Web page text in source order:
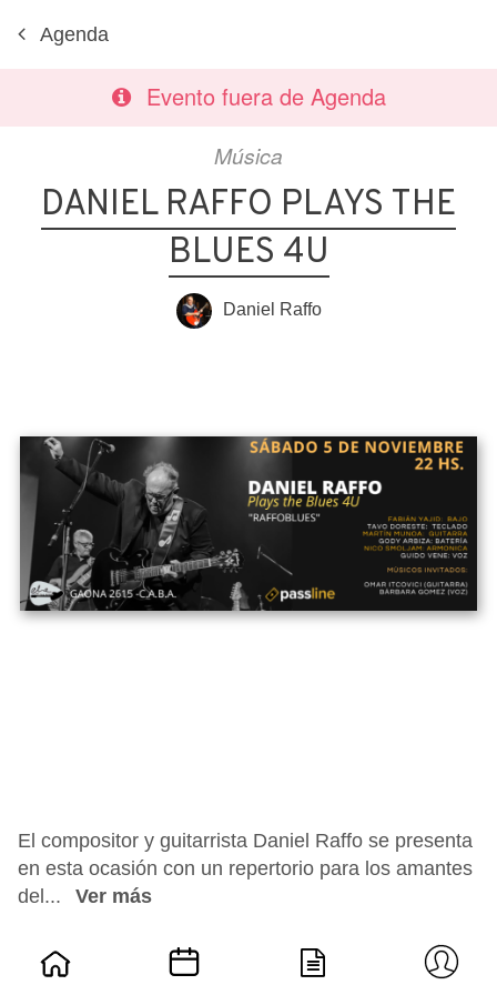
Agenda
Evento fuera de Agenda
Música
DANIEL RAFFO PLAYS THE
BLUES 4U
Daniel Raffo
El compositor y guitarrista Daniel Raffo se presenta
en esta ocasión con un repertorio para los amantes
del...
Ver más